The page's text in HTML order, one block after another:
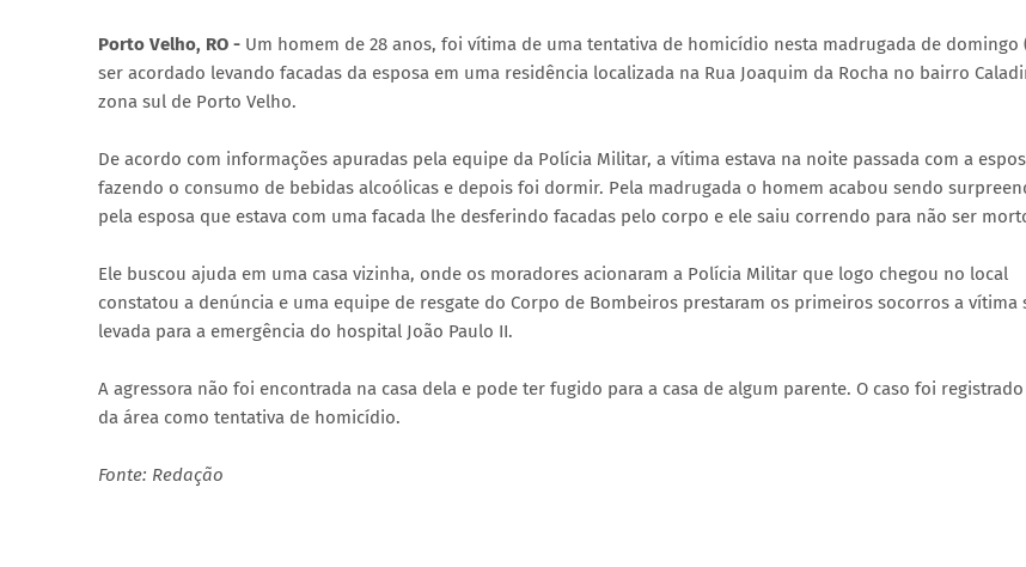
Porto Velho, RO - Um homem de 28 anos, foi vítima de uma tentativa de homicídio nesta madrugada de domingo
ser acordado levando facadas da esposa em uma residência localizada na Rua Joaquim da Rocha no bairro
zona sul de Porto Velho.
De acordo com informações apuradas pela equipe da Polícia Militar, a vítima estava na noite passada com a
fazendo o consumo de bebidas alcoólicas e depois foi dormir. Pela madrugada o homem acabou sendo
pela esposa que estava com uma facada lhe desferindo facadas pelo corpo e ele saiu correndo para não ser
Ele buscou ajuda em uma casa vizinha, onde os moradores acionaram a Polícia Militar que logo chegou no local
constatou a denúncia e uma equipe de resgate do Corpo de Bombeiros prestaram os primeiros socorros a vítima
levada para a emergência do hospital João Paulo II.
A agressora não foi encontrada na casa dela e pode ter fugido para a casa de algum parente. O caso foi
da área como tentativa de homicídio.
Fonte: Redação